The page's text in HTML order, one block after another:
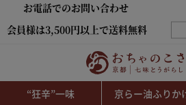
お電話でのお問い合わせ
会員様は3,500円以上で送料無料
“狂辛”一味 京らー油ふりか